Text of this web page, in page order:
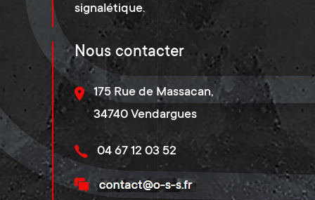
signalétique.
Nous contacter
175 Rue de Massacan,
34740 Vendargues
04 67 12 03 52